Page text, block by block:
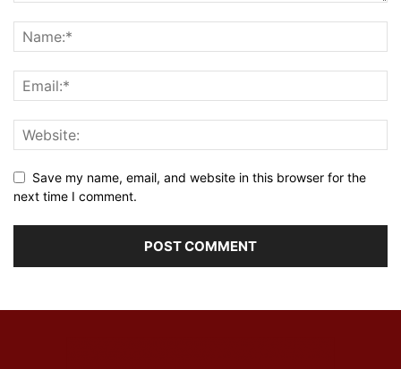
Save my name, email, and website in this browser for the
next time I comment.